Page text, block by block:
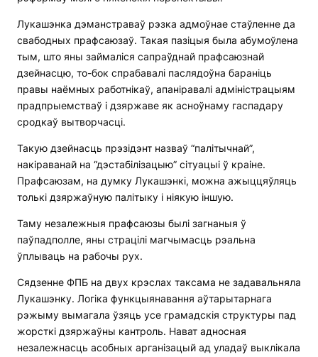
Лукашэнка дэманстраваў рэзка адмоўнае стаўленне да
свабодных прафсаюзаў. Такая пазіцыя была абумоўлена
тым, што яны займаліся сапраўднай прафсаюзнай
дзейнасцю, то-бок спрабавалі паслядоўна бараніць
правы наёмных работнікаў, апаніравалі адміністрацыям
прадпрыемстваў і дзяржаве як асноўнаму гаспадару
сродкаў вытворчасці.
Такую дзейнасць прэзідэнт назваў “палітычнай”,
накіраванай на “дэстабілізацыю” сітуацыі ў краіне.
Прафсаюзам, на думку Лукашэнкі, можна ажыццяўляць
толькі дзяржаўную палітыку і ніякую іншую.
Таму незалежныя прафсаюзы былі загнаныя ў
паўпадполле, яны страцілі магчымасць рэальна
ўплываць на рабочы рух.
Сядзенне ФПБ на двух крэслах таксама не задавальняла
Лукашэнку. Логіка функцыянавання аўтарытарнага
рэжыму вымагала ўзяць усе грамадскія структуры пад
жорсткі дзяржаўны кантроль. Нават адносная
незалежнасць асобных арганізацый ад уладаў выклікала